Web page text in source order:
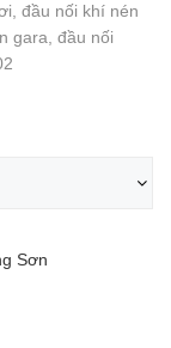
đầu nối khí nén
gara, đầu nối
Sơn